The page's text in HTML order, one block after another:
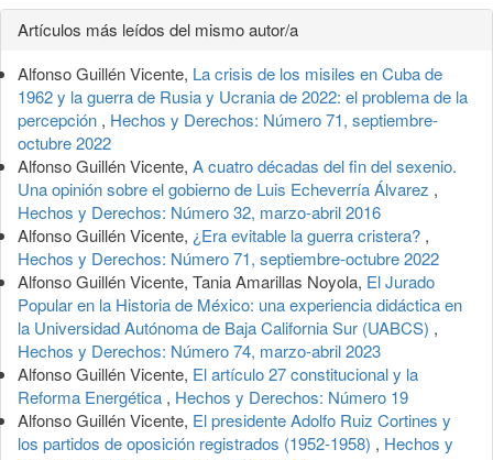
Detalles
del
artículo
Artículos más leídos del mismo autor/a
Alfonso Guillén Vicente, La crisis de los misiles en Cuba de
1962 y la guerra de Rusia y Ucrania de 2022: el problema de la
percepción , Hechos y Derechos: Número 71, septiembre-
octubre 2022
Alfonso Guillén Vicente, A cuatro décadas del fin del sexenio.
Una opinión sobre el gobierno de Luis Echeverría Álvarez ,
Hechos y Derechos: Número 32, marzo-abril 2016
Alfonso Guillén Vicente, ¿Era evitable la guerra cristera? ,
Hechos y Derechos: Número 71, septiembre-octubre 2022
Alfonso Guillén Vicente, Tania Amarillas Noyola, El Jurado
Popular en la Historia de México: una experiencia didáctica en
la Universidad Autónoma de Baja California Sur (UABCS) ,
Hechos y Derechos: Número 74, marzo-abril 2023
Alfonso Guillén Vicente, El artículo 27 constitucional y la
Reforma Energética , Hechos y Derechos: Número 19
Alfonso Guillén Vicente, El presidente Adolfo Ruiz Cortines y
los partidos de oposición registrados (1952-1958) , Hechos y